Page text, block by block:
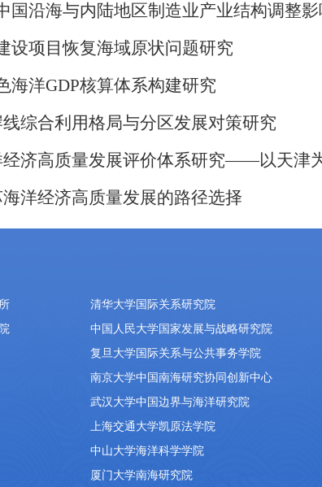
国沿海与内陆地区制造业产业结构调整
设项目恢复海域原状问题研究
海洋GDP核算体系构建研究
综合利用格局与分区发展对策研究
经济高质量发展评价体系研究——以天津
洋经济高质量发展的路径选择
清华大学国际关系研究院
中国人民大学国家发展与战略研究院
复旦大学国际关系与公共事务学院
南京大学中国南海研究协同创新中心
武汉大学中国边界与海洋研究院
上海交通大学凯原法学院
中山大学海洋科学学院
厦门大学南海研究院